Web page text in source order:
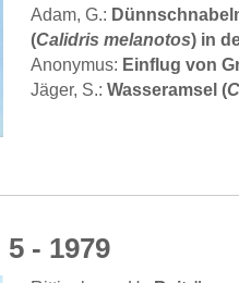
Adam, G.:
(Calidris melanotos) in
Anonymus: Einflug von
Jäger, S.: Wasseramsel (
- 1979